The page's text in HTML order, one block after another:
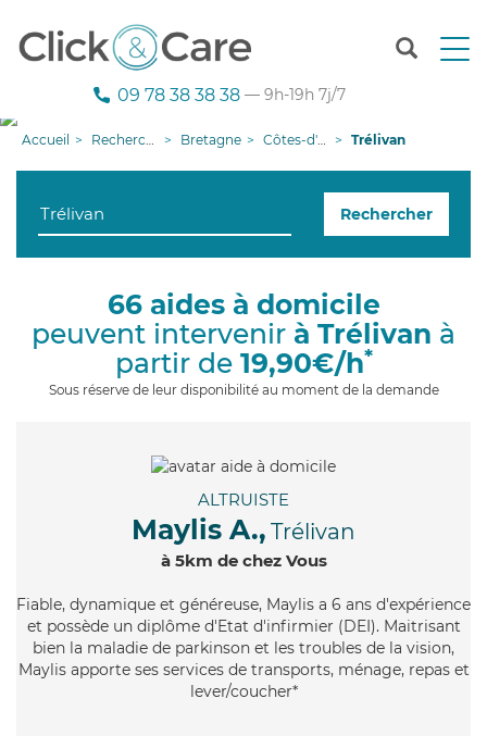
T
n
g
09 78 38 38 38 — 9h-19h 7j/7
Accueil Recherche aide à domicile Bretagne Côtes-d'armor Trélivan
Rechercher
66 aides à domicile
peuvent intervenir à Trélivan à
partir de 19,90€/h*
Sous réserve de leur disponibilité au moment de la demande
ALTRUISTE
Maylis A., Trélivan
à 5km de chez Vous
Fiable, dynamique et généreuse, Maylis a 6 ans d'expérience
et possède un diplôme d'Etat d'infirmier (DEI). Maitrisant
bien la maladie de parkinson et les troubles de la vision,
Maylis apporte ses services de transports, ménage, repas et
lever/coucher*